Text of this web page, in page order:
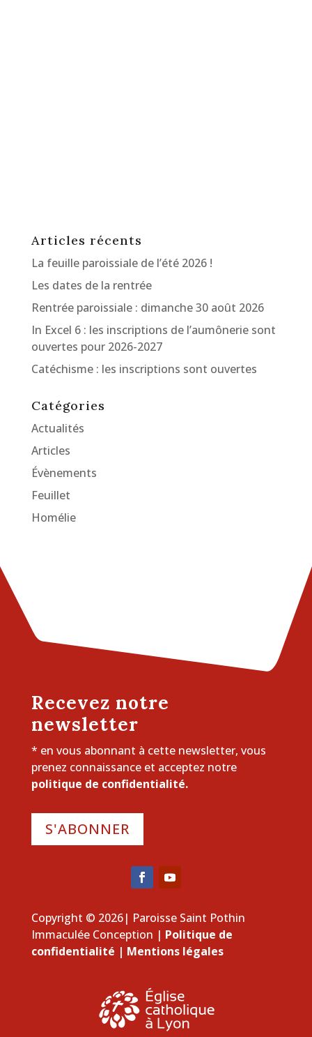
Articles récents
La feuille paroissiale de l’été 2026 !
Les dates de la rentrée
Rentrée paroissiale : dimanche 30 août 2026
In Excel 6 : les inscriptions de l’aumônerie sont
ouvertes pour 2026-2027
Catéchisme : les inscriptions sont ouvertes
Catégories
Actualités
Articles
Évènements
Feuillet
Homélie
Recevez notre
newsletter
* en vous abonnant à cette newsletter, vous
prenez connaissance et acceptez notre
politique de confidentialité.
S'ABONNER
Copyright © 2026| Paroisse Saint Pothin
Immaculée Conception | Politique de
confidentialité | Mentions légales